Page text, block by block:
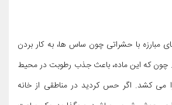
مبارزه با حشراتی چون ساس ها، به کار بردن
که این ماده، باعث جذب رطوبت در محیط
کشد. اگر حس کردید در مناطقی از خانه